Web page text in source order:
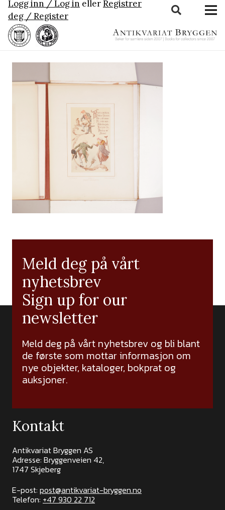
Logg inn / Log in ellerRegistrer
deg / Register
Meld deg på vårt
nyhetsbrev
Sign up for our
newsletter
Meld deg på vårt nyhetsbrev og bli blant
de første som mottar informasjon om
nye objekter, kataloger, bokprat og
auksjoner.
Kontakt
Antikvariat Bryggen AS
Adresse: Bryggenveien 42,
1747 Skjeberg
E-post: post@antikvariat-bryggen.no
Telefon: +47 930 22 712